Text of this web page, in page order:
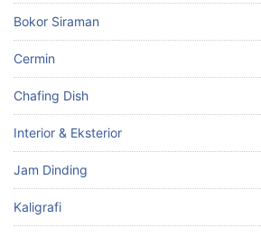
Bokor Siraman
Cermin
Chafing Dish
Interior & Eksterior
Jam Dinding
Kaligrafi